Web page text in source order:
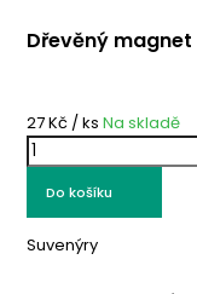
Dřevěný
27 Kč / ks Na skladě
Do košíku
Suvenýry